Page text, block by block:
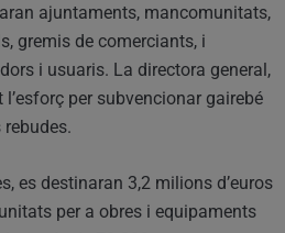
ajuntaments, mancomunitats,
gremis de comerciants, i
i usuaris. La directora general,
per subvencionar gairebé
rebudes.
es destinaran 3,2 milions d’euros
per a obres i equipaments